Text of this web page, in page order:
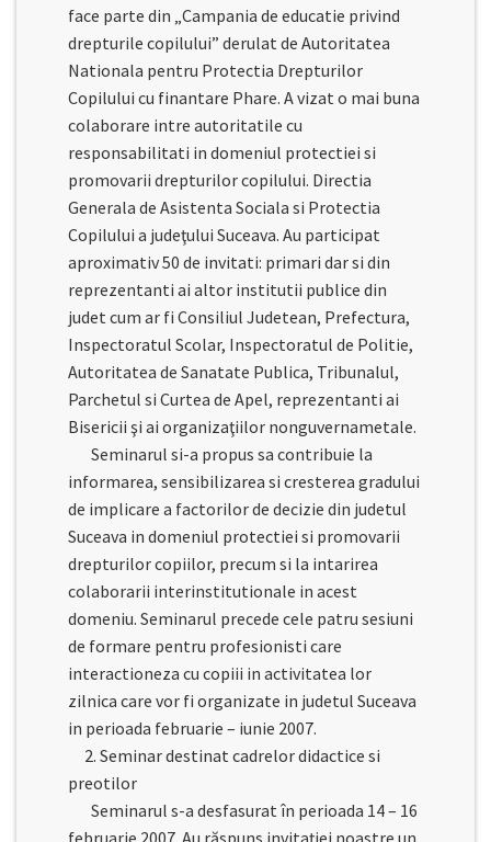
face parte din „Campania de educatie privind
drepturile copilului” derulat de Autoritatea
Nationala pentru Protectia Drepturilor
Copilului cu finantare Phare. A vizat o mai buna
colaborare intre autoritatile cu
responsabilitati in domeniul protectiei si
promovarii drepturilor copilului. Directia
Generala de Asistenta Sociala si Protectia
Copilului a judeţului Suceava. Au participat
aproximativ 50 de invitati: primari dar si din
reprezentanti ai altor institutii publice din
judet cum ar fi Consiliul Judetean, Prefectura,
Inspectoratul Scolar, Inspectoratul de Politie,
Autoritatea de Sanatate Publica, Tribunalul,
Parchetul si Curtea de Apel, reprezentanti ai
Bisericii şi ai organizaţiilor nonguvernametale.
Seminarul si-a propus sa contribuie la
informarea, sensibilizarea si cresterea gradului
de implicare a factorilor de decizie din judetul
Suceava in domeniul protectiei si promovarii
drepturilor copiilor, precum si la intarirea
colaborarii interinstitutionale in acest
domeniu. Seminarul precede cele patru sesiuni
de formare pentru profesionisti care
interactioneza cu copiii in activitatea lor
zilnica care vor fi organizate in judetul Suceava
in perioada februarie – iunie 2007.
2. Seminar destinat cadrelor didactice si
preotilor
Seminarul s-a desfasurat în perioada 14 – 16
februarie 2007. Au răspuns invitaţiei noastre un